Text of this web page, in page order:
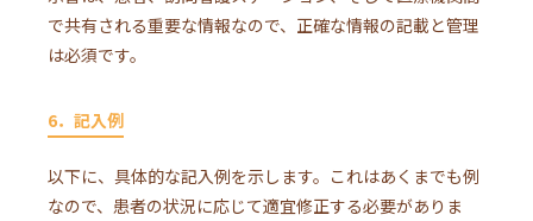
で共有される重要な情報なので、正確な情報の記載と管理
は必須です。
6．記入例
以下に、具体的な記入例を示します。これはあくまでも例
なので、患者の状況に応じて適宜修正する必要がありま